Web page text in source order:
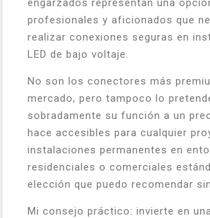
engarzados representan una
profesionales y aficionados que
realizar conexiones seguras en
LED de bajo voltaje.
No son los conectores más
mercado, pero tampoco lo
sobradamente su función a un
hace accesibles para cualquier
instalaciones permanentes en
residenciales o comerciales
elección que puedo recomendar
Mi consejo práctico: invierte en